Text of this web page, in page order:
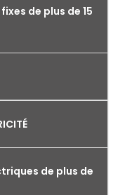
de plus de 15
de plus de